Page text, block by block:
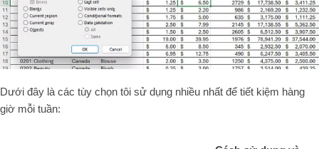
Dưới đây là các tùy chọn tôi sử dụng nhiều nhất để tiết kiệm hàng
giờ mỗi tuần: